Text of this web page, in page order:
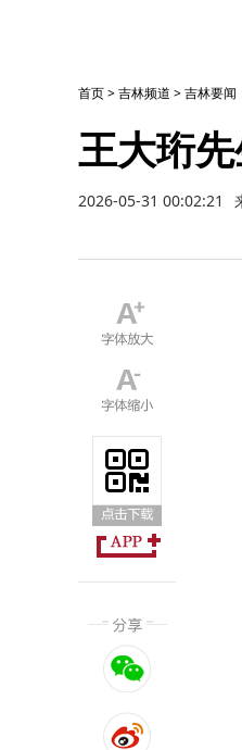
首页>吉林频道 >吉林要闻
王大珩
2026-05-31 00:02:21